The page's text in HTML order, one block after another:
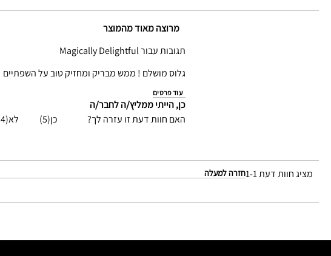
מרוצה מאוד מהמוצר
תגובות עבור Magically Delightful
גלוס מושלם ! ממש מבריק ומחזיק טוב על השפתיים
עוד פרטים
כן, הייתי ממליץ/ה לחבר/ה
האם חוות דעת זו עזרה לך?
5
4
מציג חוות דעת1-1חזרה למעלה